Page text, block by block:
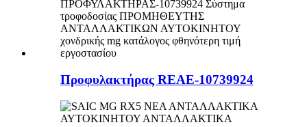
Προφυλακτήρας REAE-10739924